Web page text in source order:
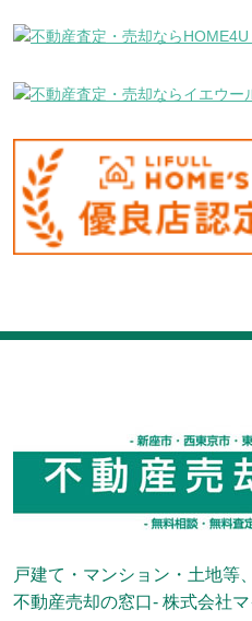
戸建て・マンション・土地等
不動産売却の窓口- 株式会社